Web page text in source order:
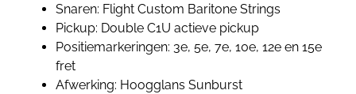
Snaren: Flight Custom Baritone Strings
Pickup: Double C1U actieve pickup
Positiemarkeringen: 3e, 5e, 7e, 10e, 12e en 15e
fret
Afwerking: Hoogglans Sunburst